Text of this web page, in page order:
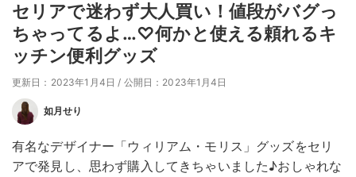
セリアで迷わず大人買い！値段がバグっ
ちゃってるよ…♡何かと使える頼れるキ
ッチン便利グッズ
更新日：2023年1月4日 / 公開日：2023年1月4日
如月せり
有名なデザイナー「ウィリアム・モリス」グッズをセリ
アで発見し、思わず購入してきちゃいました♪おしゃれな